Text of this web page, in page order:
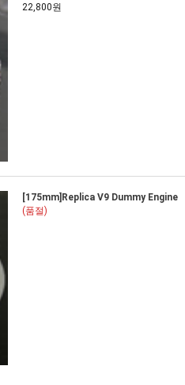
22,800원
[175mm]Replica V9 Dummy Engine
(품절)